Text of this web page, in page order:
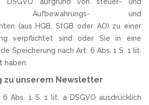
aufgrund von steuer- und
Aufbewahrungs- und
(aus HGB, StGB oder AO) zu einer
verpflichtet sind oder Sie in eine
Speicherung nach Art. 6 Abs. 1 S. 1 lit.
haben.
zu unserem Newsletter
Abs. 1 S. 1 lit. a DSGVO ausdrücklich